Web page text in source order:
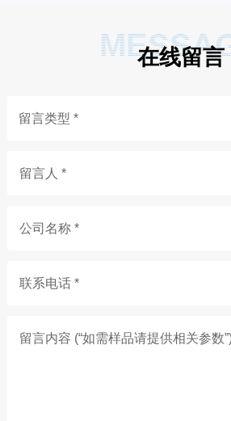
在线留言
留言人 *
公司名称 *
联系电话 *
留言内容 (“如需样品请提供相关参数